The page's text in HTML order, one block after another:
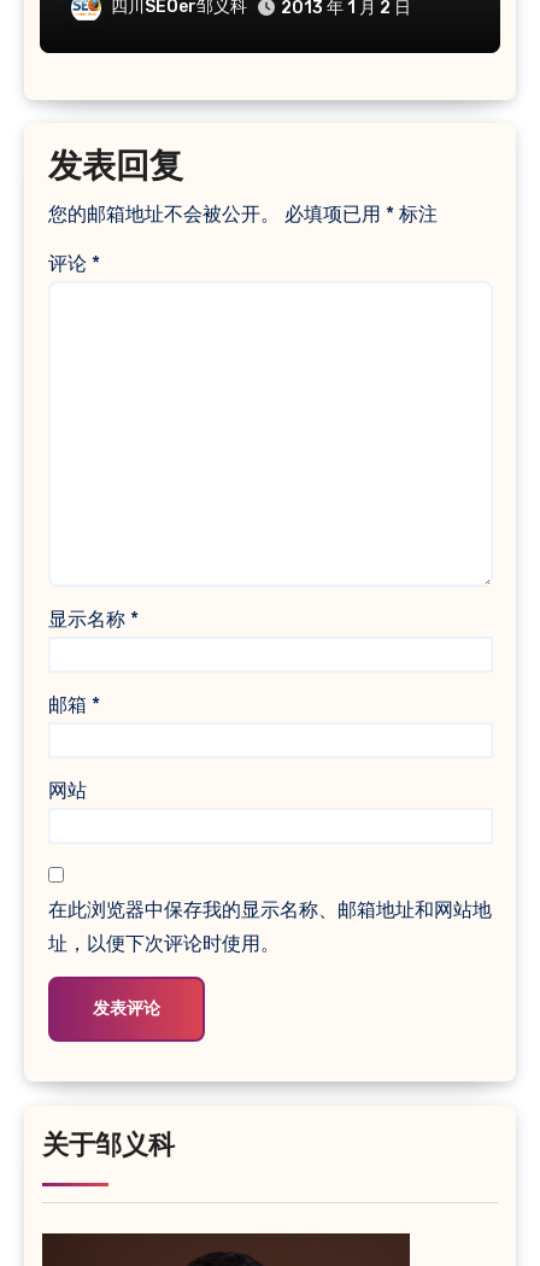
四川SEOer邹义科 2013 年 1 月 2 日
发表回复
您的邮箱地址不会被公开。 必填项已用 *标注
评论 *
显示名称 *
邮箱 *
网站
在此浏览器中保存我的显示名称、邮箱地址和网站地
址，以便下次评论时使用。
关于邹义科